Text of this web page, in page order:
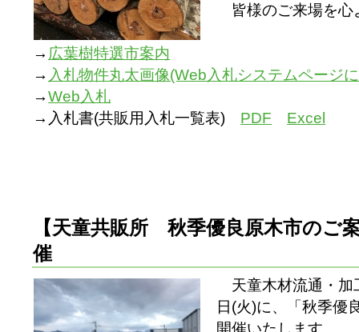
皆様のご来場を心
→ 広葉樹特選市案内
→ 入札物件丸太画像(Web入札システムページ
→Web入札
→入札書(共販用入札一覧表) PDF Excel
【天童共販所 秋季優良原木市のご
催
天童木材流通・加
日(火)に、「秋季優
開催いたします。